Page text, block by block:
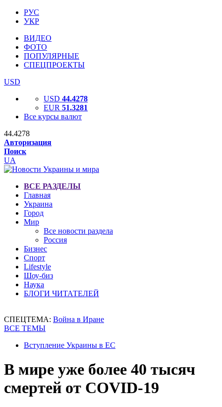
РУС
УКР
ВИДЕО
ФОТО
ПОПУЛЯРНЫЕ
СПЕЦПРОЕКТЫ
USD
USD 44.4278
EUR 51.3281
Все курсы валют
44.4278
Авторизация
Поиск
UA
ВСЕ РАЗДЕЛЫ
Главная
Украина
Город
Мир
Все новости раздела
Россия
Бизнес
Спорт
Lifestyle
Шоу-биз
Наука
БЛОГИ ЧИТАТЕЛЕЙ
СПЕЦТЕМА: Война в Иране
ВСЕ ТЕМЫ
Вступление Украины в ЕС
В мире уже более 40 тысяч
смертей от COVID-19